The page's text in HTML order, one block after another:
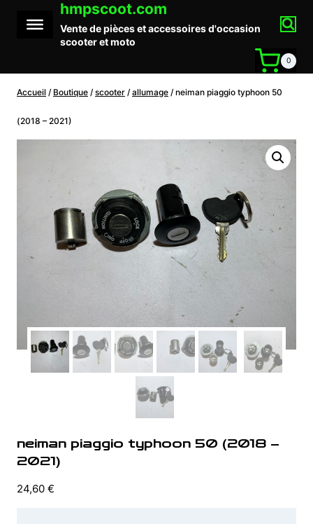
contenu
hmpscoot.com
Vente de pièces et accessoires d'occasion
scooter et moto
0
Accueil / Boutique / scooter / allumage / neiman piaggio typhoon 50
(2018 – 2021)
neiman piaggio typhoon 50 (2018 –
2021)
24,60 €